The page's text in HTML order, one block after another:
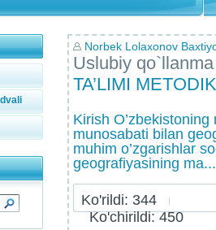
Norbek Lolaxonov
Uslubiy qo`llanma
TA’LIMI
Kirish
munosabati bilan
muhim o’zgarishlar
gеografiyasining ma...
Ko'rildi: 344
Ko'chirildi: 450